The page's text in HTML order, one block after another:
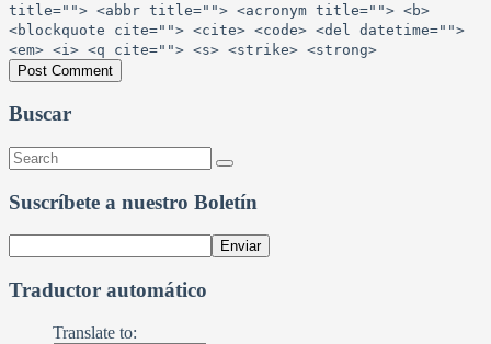
title=""> <abbr title=""> <acronym title=""> <b>
<blockquote cite=""> <cite> <code> <del datetime="">
<em> <i> <q cite=""> <s> <strike> <strong>
Buscar
Suscríbete a nuestro Boletín
Traductor automático
Translate to: